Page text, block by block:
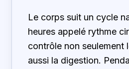
Le corps suit un cycle
heures appelé rythme
contrôle non seulement
aussi la digestion.